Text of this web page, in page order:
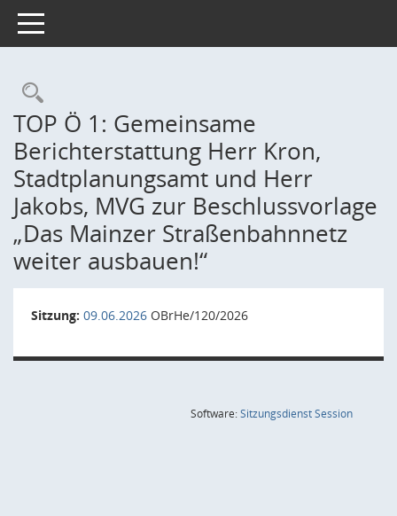
Toggle navigation
Rechercheauswahl
TOP Ö 1: Gemeinsame
Berichterstattung Herr Kron,
Stadtplanungsamt und Herr
Jakobs, MVG zur Beschlussvorlage
„Das Mainzer Straßenbahnnetz
weiter ausbauen!“
Sitzung: 09.06.2026 OBrHe/120/2026
Software:SitzungsdienstSession(Wird in